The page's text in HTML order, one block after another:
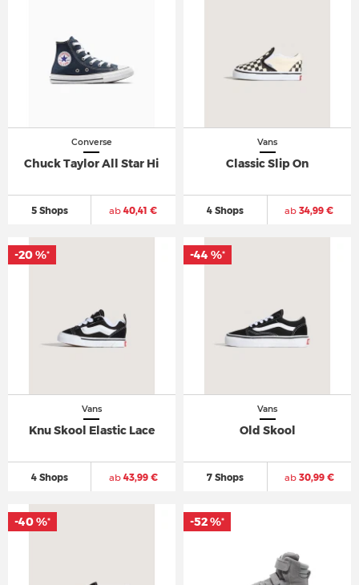
Converse
Chuck Taylor All Star Hi
5 Shops ab 40,41 €
Vans
Classic Slip On
4 Shops ab 34,99 €
Vans
Knu Skool Elastic Lace
4 Shops ab43,99 €
-20 %*
Vans
Old Skool
7 Shops ab30,99 €
-44 %*
-40 %* -52 %*